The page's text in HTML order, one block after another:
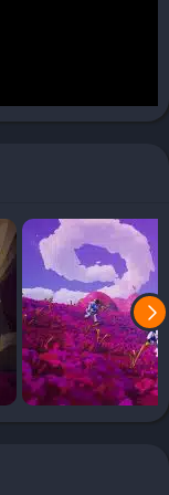
kilómetros con un
en busca de
partida en una
como la gestión de
al jugador, sino
al entorno.
o por
ser frustrante,
soluciones